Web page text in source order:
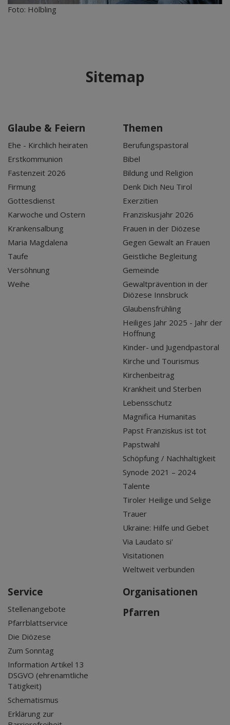
Foto: Hölbling
Sitemap
Glaube & Feiern
Ehe - Kirchlich heiraten
Erstkommunion
Fastenzeit 2026
Firmung
Gottesdienst
Karwoche und Ostern
Krankensalbung
Maria Magdalena
Taufe
Versöhnung
Weihe
Themen
Berufungspastoral
Bibel
Bildung und Religion
Denk Dich Neu Tirol
Exerzitien
Franziskusjahr 2026
Frauen in der Diözese
Gegen Gewalt an Frauen
Geistliche Begleitung
Gemeinde
Gewaltprävention in der
Diözese Innsbruck
Glaubensfrühling
Heiliges Jahr 2025 - Jahr der
Hoffnung
Kinder- und Jugendpastoral
Kirche und Tourismus
Kirchenbeitrag
Krankheit und Sterben
Lebensschutz
Magnifica Humanitas
Papst Franziskus ist tot
Papstwahl
Schöpfung / Nachhaltigkeit
Synode 2021 – 2024
Talente
Tiroler Heilige und Selige
Trauer
Ukraine: Hilfe und Gebet
Via Laudato si'
Visitationen
Weltweit verbunden
Service
Stellenangebote
Pfarrblattservice
Die Diözese
Zum Sonntag
Information Artikel 13
DSGVO (ehrenamtliche
Tätigkeit)
Schematismus
Erklärung zur
Organisationen
Pfarren